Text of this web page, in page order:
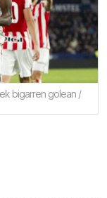
bigarren golean /